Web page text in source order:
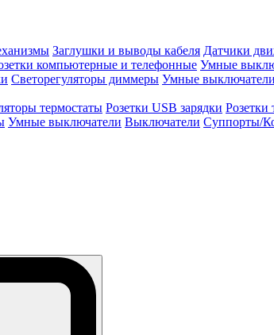
Заглушки и выводы кабеля Датчики
компьютерные и телефонные Умные
Светорегуляторы диммеры Умные выключатели
термостаты Розетки USB зарядки Розетки
Умные выключатели Выключатели Суппорты/